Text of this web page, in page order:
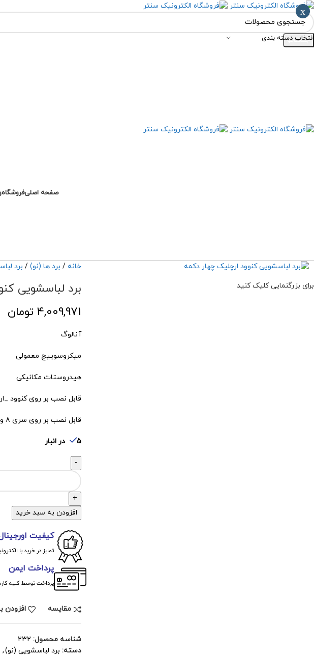
انتخاب دسته بندی
جستجو
صفحه اصلیفروشگاه
برای بزرگنمایی کلیک کنید
خانه برد ها (نو) برد
برد لباسشویی
4,009,971 تومان
آنالوگ
میکروسوییچ معمولی
هیدروستات مکانیکی
قابل نصب بر روی کنوود
قابل نصب بر روی سری 8 و 12 و 16 و20 و24
5 در انبار
افزودن به سبد خرید
کیفیت
تمایز در خرید با
پرداخت ایمن
پرداخت توسط کلیه
مقايسه افزودن
شناسه محصول: 232
دسته: برد لباسشویی (نو),
x